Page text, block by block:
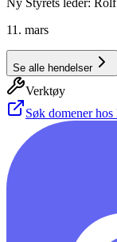
11. mars
Se alle hendelser
Verktøy
Søk domener